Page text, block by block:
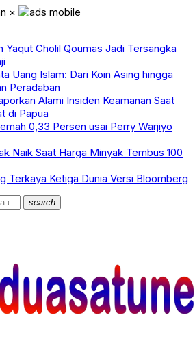
×
Yaqut Cholil Qoumas Jadi Tersangka
Uang Islam: Dari Koin Asing hingga
Peradaban
Alami Insiden Keamanan Saat
di Papua
0,33 Persen usai Perry Warjiyo
Naik Saat Harga Minyak Tembus 100
Terkaya Ketiga Dunia Versi Bloomberg
search